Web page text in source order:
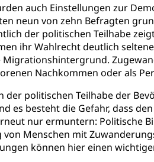
auch Einstellungen zur
neun von zehn Befragten
der politischen Teilhabe
ihr Wahlrecht deutlich
Nachkommen oder als
politischen Teilhabe der
es besteht die Gefahr, dass
nur ermuntern: Politische
Menschen mit
können hier einen